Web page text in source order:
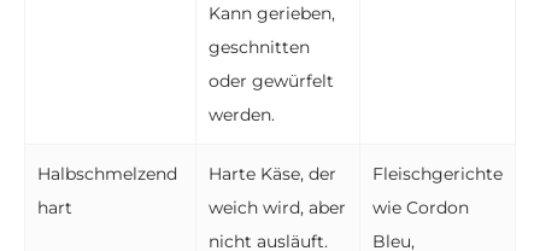
Kann gerieben,
geschnitten
oder gewürfelt
werden.
Halbschmelzend
hart
Harte Käse, der
weich wird, aber
nicht ausläuft.
Fleischgerichte
wie Cordon
Bleu,